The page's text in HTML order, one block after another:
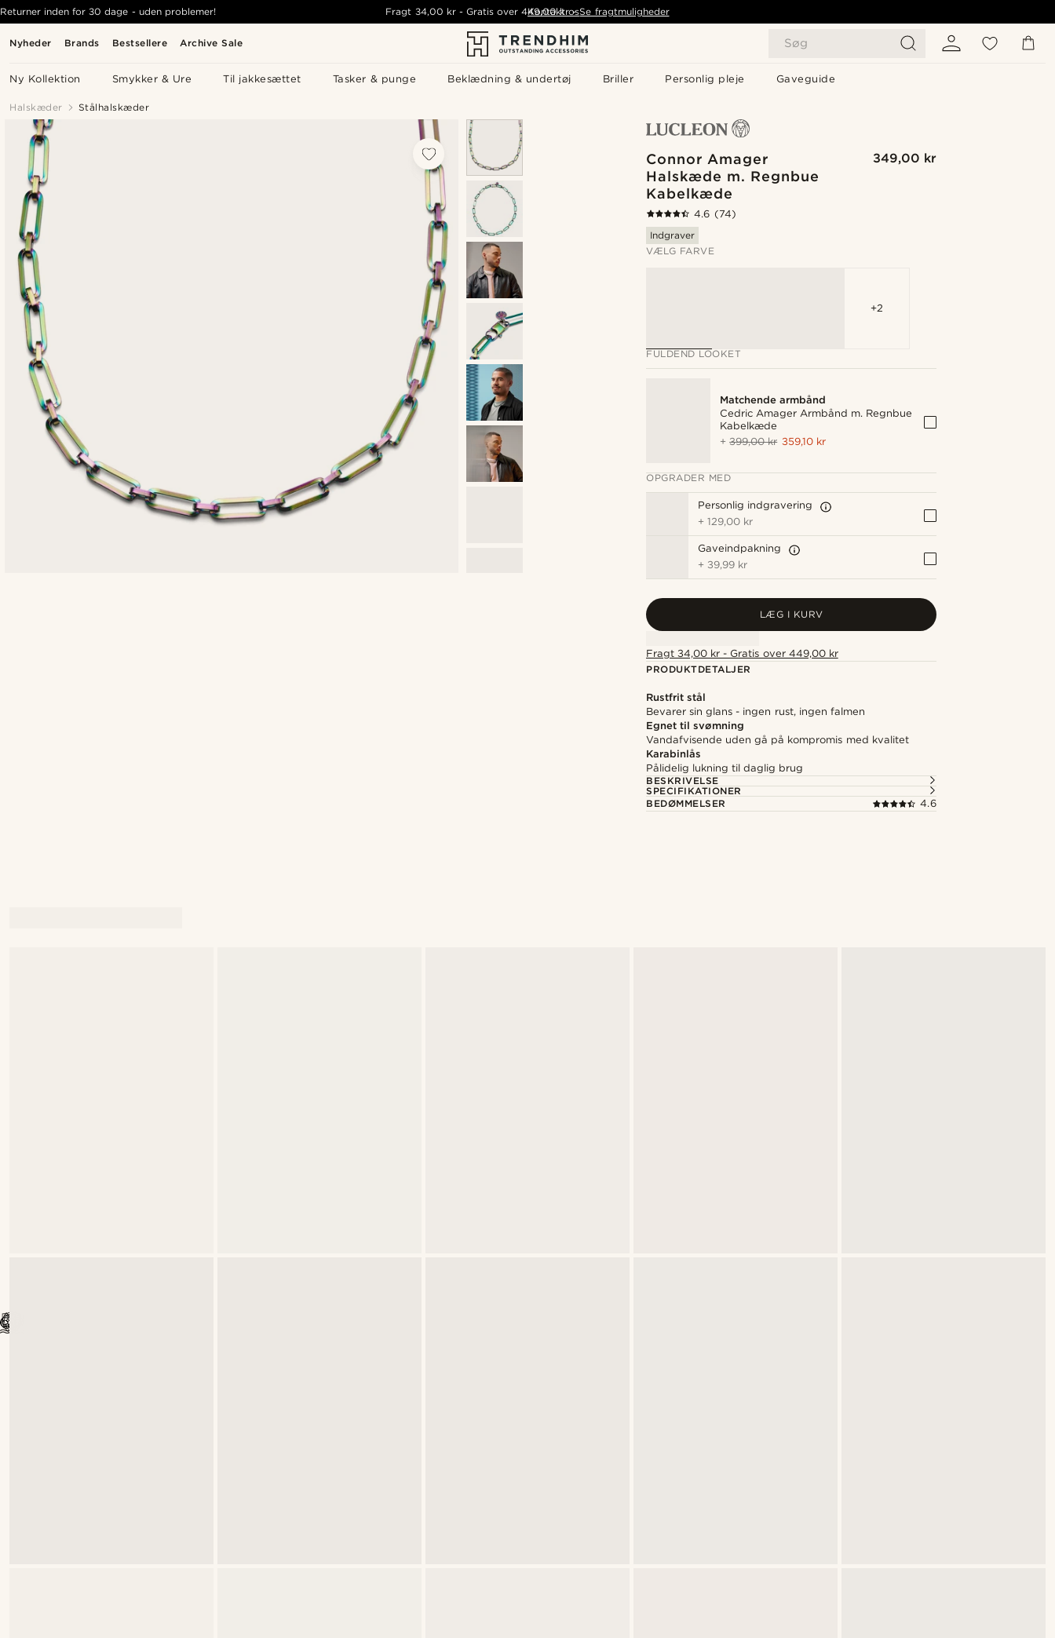
Nyheder Brands Bestsellere Archive Sale Søg
Ny Kollektion Smykker & Ure Til jakkesættet Tasker & punge Beklædning & undertøj Briller Personlig pleje Gaveguide
Returner inden for 30 dage - uden problemer! Fragt 34,00 kr- Gratis over 449,00 kr - Se fragtmuligheder
Kontakt os
Halskæder Stålhalskæder
Connor Amager
Halskæde m. Regnbue
Kabelkæde
349,00 kr
4.6 (74)
Indgraver
VÆLG FARVE
+2
FULDEND LOOKET
Matchende armbånd
Cedric Amager Armbånd m. Regnbue
Kabelkæde
+399,00 kr 359,10 kr
OPGRADER MED
Personlig indgravering
+129,00 kr
Gaveindpakning
+ 39,99 kr
LÆG I KURV
Fragt 34,00 kr - Gratis over 449,00 kr
PRODUKTDETALJER
Rustfrit stål
Bevarer sin glans - ingen rust, ingen falmen
Egnet til svømning
Vandafvisende uden gå på kompromis med kvalitet
Karabinlås
Pålidelig lukning til daglig brug
BESKRIVELSE
SPECIFIKATIONER
BEDØMMELSER
4.6